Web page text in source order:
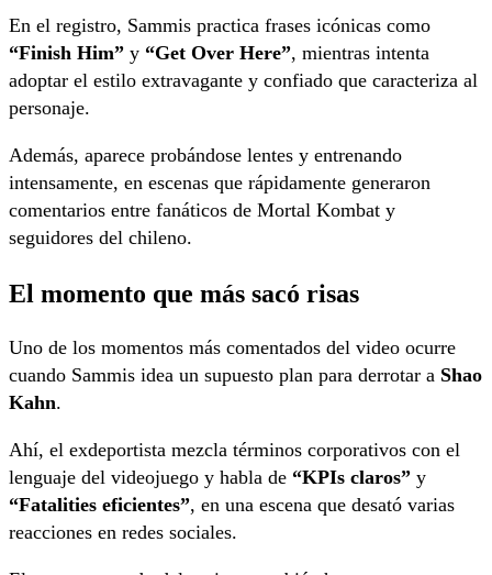
En el registro, Sammis practica frases icónicas como
“Finish Him” y “Get Over Here”, mientras intenta
adoptar el estilo extravagante y confiado que caracteriza al
personaje.
Además, aparece probándose lentes y entrenando
intensamente, en escenas que rápidamente generaron
comentarios entre fanáticos de Mortal Kombat y
seguidores del chileno.
El momento que más sacó risas
Uno de los momentos más comentados del video ocurre
cuando Sammis idea un supuesto plan para derrotar a Shao
Kahn.
Ahí, el exdeportista mezcla términos corporativos con el
lenguaje del videojuego y habla de “KPIs claros” y
“Fatalities eficientes”, en una escena que desató varias
reacciones en redes sociales.